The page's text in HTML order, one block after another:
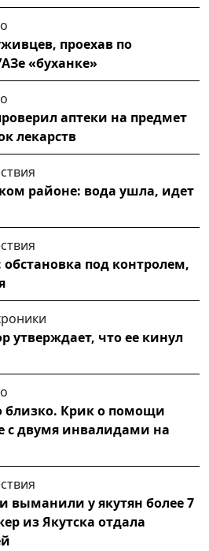
проехав по
«буханке»
аптеки на предмет
лекарств
районе: вода ушла, идет
под контролем,
утверждает, что ее кинул
близко. Крик о помощи
с двумя инвалидами на
выманили у якутян более 7
из Якутска отдала